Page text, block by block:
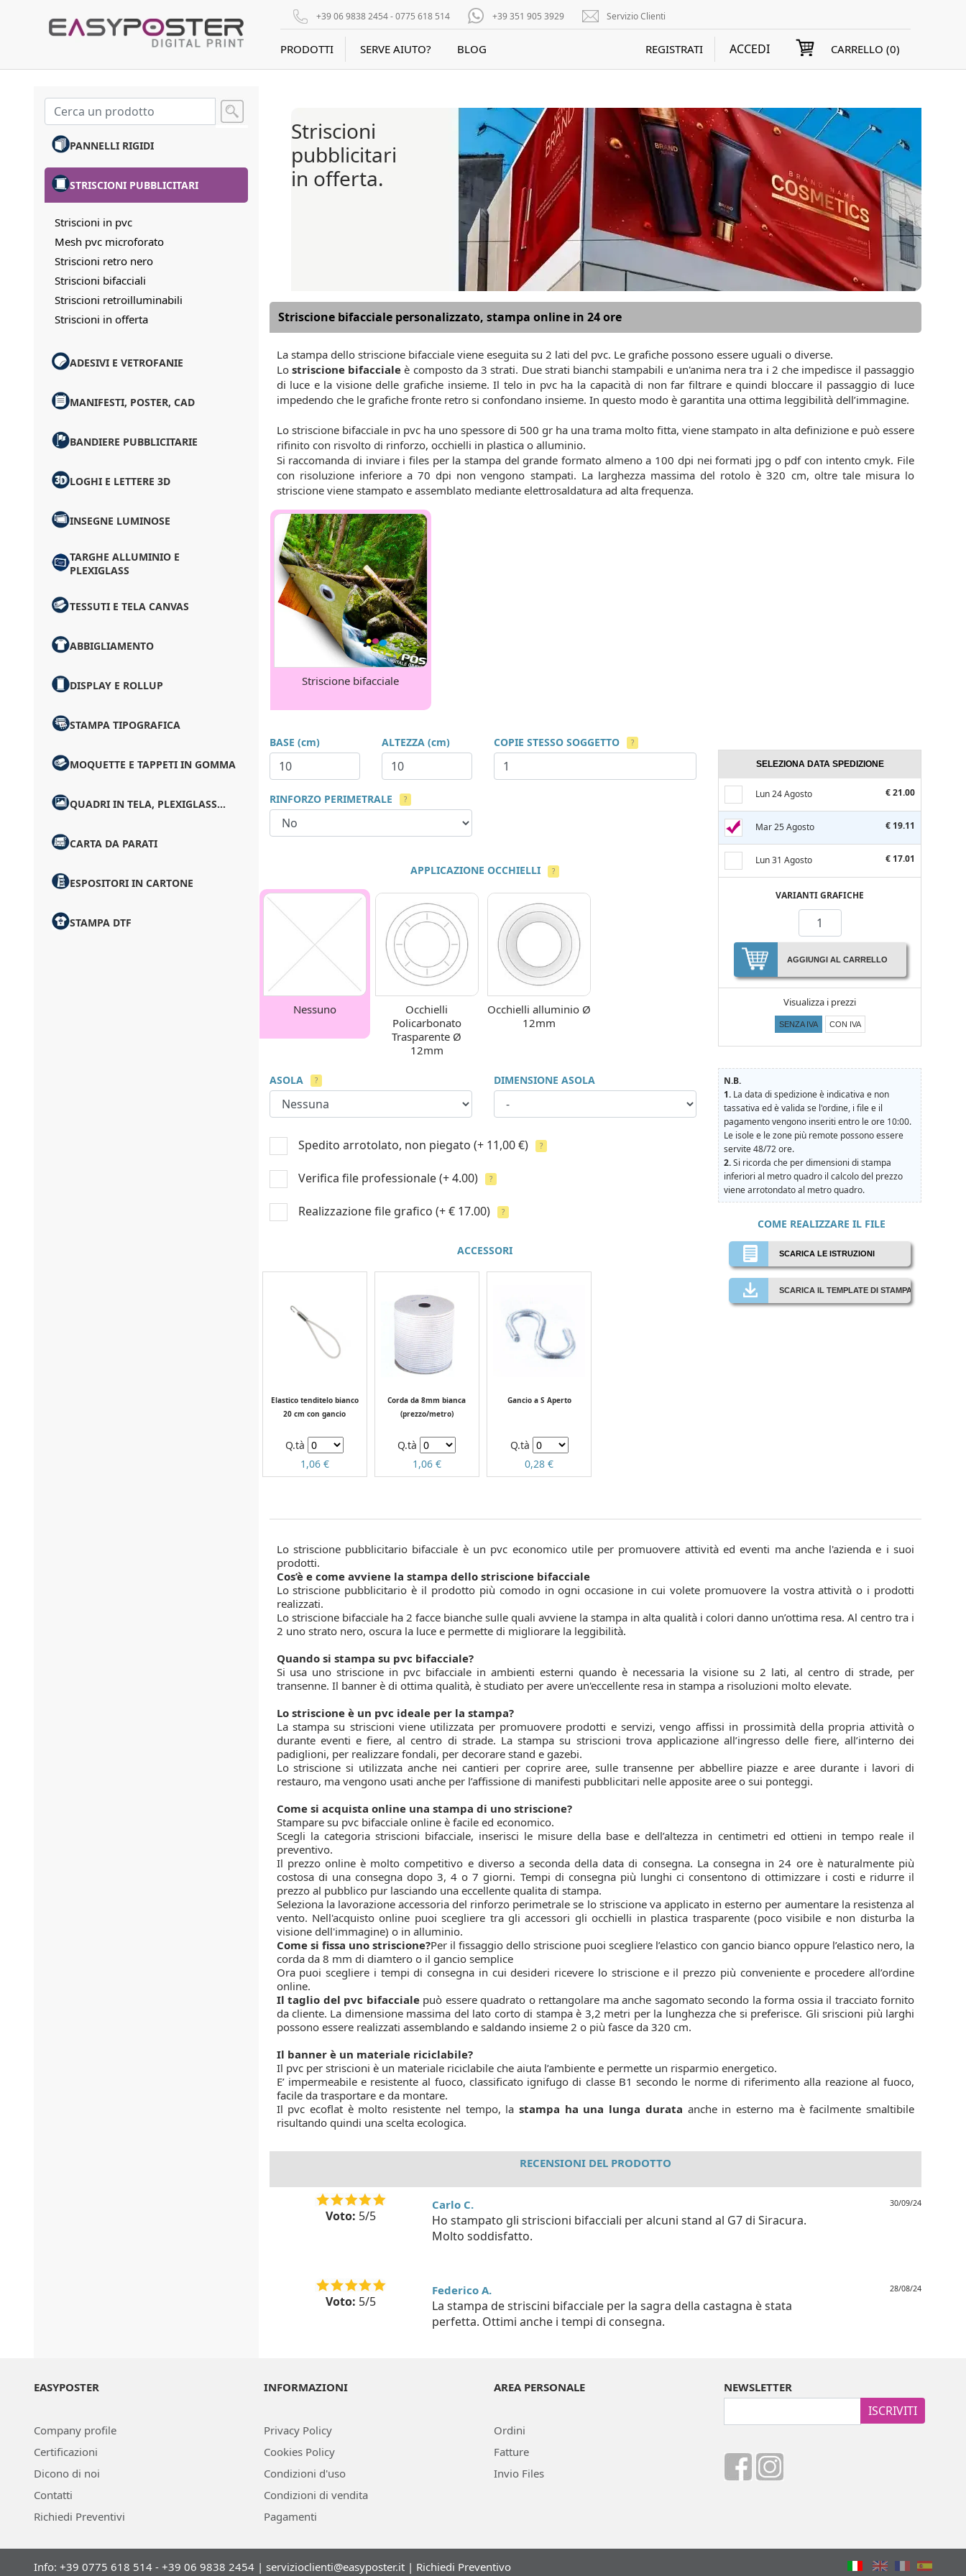
+39 06 9838 2454 - 0775 618 514 +39 351 905 3929 Servizio Clienti
PRODOTTI SERVE AIUTO? BLOG REGISTRATI ACCEDI CARRELLO (0)
PANNELLI RIGIDI
STRISCIONI PUBBLICITARI
Striscioni in pvc
Mesh pvc microforato
Striscioni retro nero
Striscioni bifacciali
Striscioni retroilluminabili
Striscioni in offerta
ADESIVI E VETROFANIE
MANIFESTI, POSTER, CAD
BANDIERE PUBBLICITARIE
LOGHI E LETTERE 3D
INSEGNE LUMINOSE
TARGHE ALLUMINIO E
PLEXIGLASS
TESSUTI E TELA CANVAS
ABBIGLIAMENTO
DISPLAY E ROLLUP
STAMPA TIPOGRAFICA
MOQUETTE E TAPPETI IN GOMMA
QUADRI IN TELA, PLEXIGLASS...
CARTA DA PARATI
ESPOSITORI IN CARTONE
STAMPA DTF
Striscioni
pubblicitari
in offerta.
Striscione bifacciale personalizzato, stampa online in 24 ore
La stampa dello striscione bifacciale viene eseguita su 2 lati del pvc. Le grafiche possono essere uguali o diverse.
Lo striscione bifacciale è composto da 3 strati. Due strati bianchi stampabili e un'anima nera tra i 2 che impedisce il passaggio
di luce e la visione delle grafiche insieme. Il telo in pvc ha la capacità di non far filtrare e quindi bloccare il passaggio di luce
impedendo che le grafiche fronte retro si confondano insieme. In questo modo è garantita una ottima leggibilità dell’immagine.
Lo striscione bifacciale in pvc ha uno spessore di 500 gr ha una trama molto fitta, viene stampato in alta definizione e può essere
rifinito con risvolto di rinforzo, occhielli in plastica o alluminio.
Si raccomanda di inviare i files per la stampa del grande formato almeno a 100 dpi nei formati jpg o pdf con intento cmyk. File
con risoluzione inferiore a 70 dpi non vengono stampati. La larghezza massima del rotolo è 320 cm, oltre tale misura lo
striscione viene stampato e assemblato mediante elettrosaldatura ad alta frequenza.
Striscione bifacciale
BASE (cm) ALTEZZA (cm) COPIE STESSO SOGGETTO ?
RINFORZO PERIMETRALE ?
APPLICAZIONE OCCHIELLI ?
Nessuno
Occhielli
Policarbonato
Trasparente Ø
12mm
Occhielli alluminio Ø
12mm
ASOLA ? DIMENSIONE ASOLA
Spedito arrotolato, non piegato (+ 11,00 €) ?
Verifica file professionale (+ 4.00) ?
Realizzazione file grafico (+ € 17.00) ?
ACCESSORI
Elastico tenditelo bianco
20 cm con gancio
Q.tà
1,06 €
Corda da 8mm bianca
(prezzo/metro)
Q.tà
1,06 €
Gancio a S Aperto
Q.tà
0,28 €
SELEZIONA DATA SPEDIZIONE
Lun 24 Agosto € 21.00
Mar 25 Agosto € 19.11
Lun 31 Agosto € 17.01
VARIANTI GRAFICHE
AGGIUNGI AL CARRELLO
Visualizza i prezzi
SENZA IVA CON IVA
N.B.
1. La data di spedizione è indicativa e non
tassativa ed è valida se l'ordine, i file e il
pagamento vengono inseriti entro le ore 10:00.
Le isole e le zone più remote possono essere
servite 48/72 ore.
2.Si ricorda che per dimensioni di stampa
inferiori al metro quadro il calcolo del prezzo
viene arrotondato al metro quadro.
COME REALIZZARE IL FILE
SCARICA LE ISTRUZIONI
SCARICA IL TEMPLATE DI STAMPA
Lo striscione pubblicitario bifacciale è un pvc economico utile per promuovere attività ed eventi ma anche l'azienda e i suoi
prodotti.
Cos’è e come avviene la stampa dello striscione bifacciale
Lo striscione pubblicitario è il prodotto più comodo in ogni occasione in cui volete promuovere la vostra attività o i prodotti
realizzati.
Lo striscione bifacciale ha 2 facce bianche sulle quali avviene la stampa in alta qualità i colori danno un’ottima resa. Al centro tra i
2 uno strato nero, oscura la luce e permette di migliorare la leggibilità.
Quando si stampa su pvc bifacciale?
Si usa uno striscione in pvc bifacciale in ambienti esterni quando è necessaria la visione su 2 lati, al centro di strade, per
transenne. Il banner è di ottima qualità, è studiato per avere un'eccellente resa in stampa a risoluzioni molto elevate.
Lo striscione è un pvc ideale per la stampa?
La stampa su striscioni viene utilizzata per promuovere prodotti e servizi, vengo affissi in prossimità della propria attività o
durante eventi e fiere, al centro di strade. La stampa su striscioni trova applicazione all’ingresso delle fiere, all’interno dei
padiglioni, per realizzare fondali, per decorare stand e gazebi.
Lo striscione si utilizzata anche nei cantieri per coprire aree, sulle transenne per abbellire piazze e aree durante i lavori di
restauro, ma vengono usati anche per l’affissione di manifesti pubblicitari nelle apposite aree o sui ponteggi.
Come si acquista online una stampa di uno striscione?
Stampare su pvc bifacciale online è facile ed economico.
Scegli la categoria striscioni bifacciale, inserisci le misure della base e dell’altezza in centimetri ed ottieni in tempo reale il
preventivo.
Il prezzo online è molto competitivo e diverso a seconda della data di consegna. La consegna in 24 ore è naturalmente più
costosa di una consegna dopo 3, 4 o 7 giorni. Tempi di consegna più lunghi ci consentono di ottimizzare i costi e ridurre il
prezzo al pubblico pur lasciando una eccellente qualita di stampa.
Seleziona la lavorazione accessoria del rinforzo perimetrale se lo striscione va applicato in esterno per aumentare la resistenza al
vento. Nell'acquisto online puoi scegliere tra gli accessori gli occhielli in plastica trasparente (poco visibile e non disturba la
visione dell'immagine) o in alluminio.
Come si fissa uno striscione?Per il fissaggio dello striscione puoi scegliere l’elastico con gancio bianco oppure l’elastico nero, la
corda da 8 mm di diamtero o il gancio semplice
Ora puoi scegliere i tempi di consegna in cui desideri ricevere lo striscione e il prezzo più conveniente e procedere all’ordine
online.
Il taglio del pvc bifaccialepuò essere quadrato o rettangolare ma anche sagomato secondo la forma ossia il tracciato fornito
da cliente. La dimensione massima del lato corto di stampa è 3,2 metri per la lunghezza che si preferisce. Gli sriscioni più larghi
possono essere realizzati assemblando e saldando insieme 2 o più fasce da 320 cm.
Il banner è un materiale riciclabile?
Il pvc per striscioni è un materiale riciclabile che aiuta l’ambiente e permette un risparmio energetico.
E’ impermeabile e resistente al fuoco, classificato ignifugo di classe B1 secondo le norme di riferimento alla reazione al fuoco,
facile da trasportare e da montare.
Il pvc ecoflat è molto resistente nel tempo, lastampa ha una lunga durata anche in esterno ma è facilmente smaltibile
risultando quindi una scelta ecologica.
RECENSIONI DEL PRODOTTO
Voto: 5/5
Carlo C.
Ho stampato gli striscioni bifacciali per alcuni stand al G7 di Siracura.
Molto soddisfatto.
30/09/24
Voto: 5/5
Federico A.
La stampa de striscini bifacciale per la sagra della castagna è stata
perfetta. Ottimi anche i tempi di consegna.
28/08/24
EASYPOSTER
Company profile
Certificazioni
Dicono di noi
Contatti
Richiedi Preventivi
INFORMAZIONI
Privacy Policy
Cookies Policy
Condizioni d'uso
Condizioni di vendita
Pagamenti
AREA PERSONALE
Ordini
Fatture
Invio Files
NEWSLETTER
ISCRIVITI
Info: +39 0775 618 514 - +39 06 9838 2454 | servizioclienti@easyposter.it | Richiedi Preventivo